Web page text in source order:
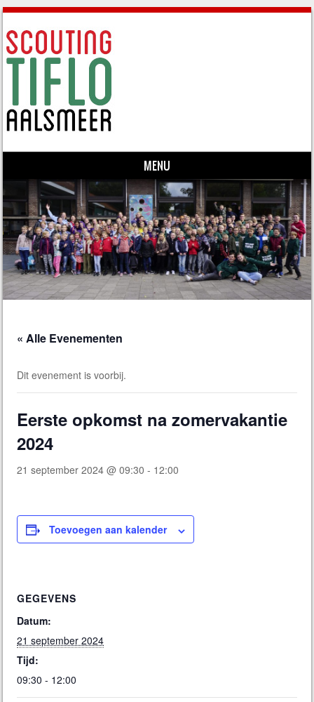
MENU
Skip to content
« Alle Evenementen
Dit evenement is voorbij.
Eerste opkomst na zomervakantie
2024
21 september 2024 @ 09:30 - 12:00
Toevoegen aan kalender
GEGEVENS
Datum:
21 september 2024
Tijd:
09:30 - 12:00